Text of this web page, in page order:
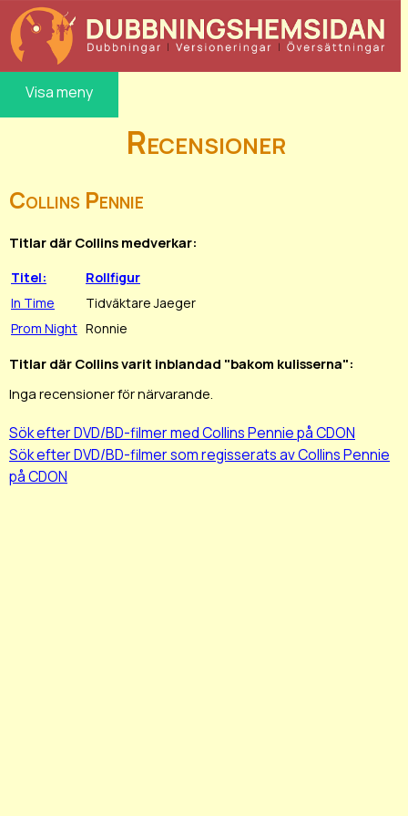
Visa meny
Recensioner
Collins Pennie
Titlar där Collins medverkar:
Titel:
Rollfigur
In Time
Tidväktare Jaeger
Prom Night Ronnie
Titlar där Collins varit inblandad "bakom kulisserna":
Inga recensioner för närvarande.
Sök efter DVD/BD-filmer med Collins Pennie på CDON
Sök efter DVD/BD-filmer som regisserats av Collins Pennie
på CDON